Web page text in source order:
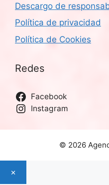
Descargo de
Política de privacidad
Política de Cookies
Redes
Facebook
Instagram
© 2026
×